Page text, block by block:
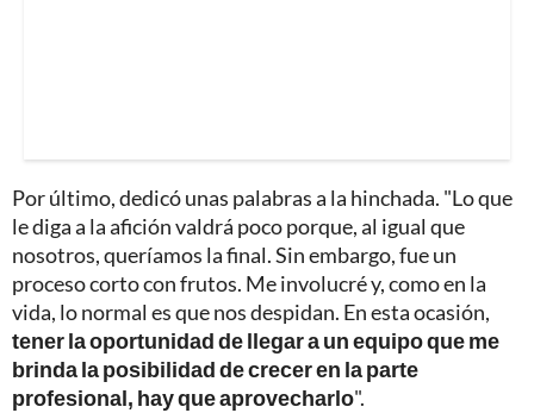
Por último, dedicó unas palabras a la hinchada. "Lo que
le diga a la afición valdrá poco porque, al igual que
nosotros, queríamos la final. Sin embargo, fue un
proceso corto con frutos. Me involucré y, como en la
vida, lo normal es que nos despidan. En esta ocasión,
tener la oportunidad de llegar a un equipo que me
brinda la posibilidad de crecer en la parte
profesional, hay que aprovecharlo".